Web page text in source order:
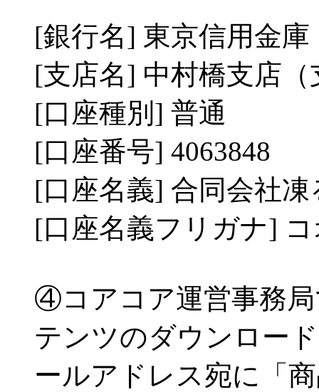
[銀行名] 東京信用金
[支店名] 中村橋支店（
[口座種別] 普通
[口座番号] 4063848
[口座名義] 合同会社
[口座名義フリガナ]
④コアコア運営事務
テンツのダウンロー
ールアドレス宛に「